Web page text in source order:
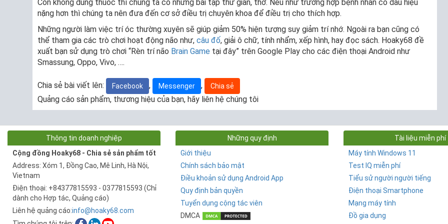
Còn không dùng thuốc thì chúng ta có những bài tập thư giãn, thở. Nếu như trường hợp bệnh nhân có dấu hiệu
nặng hơn thì chúng ta nên đưa đến cơ sở điều trị chuyên khoa để điều trị cho thích hợp.
Những người làm việc trí óc thường xuyên sẽ giúp giảm 50% hiện tượng suy giảm trí nhớ. Ngoài ra bạn cũng có
thể tham gia các trò chơi hoạt động não như, câu đố, giải ô chữ, tính nhẩm, xếp hình, hay đọc sách. Hoaky68 đề
xuất bạn sử dụng trò chơi “Rèn trí não Brain Game tại đây” trên Google Play cho các điện thoại Android như
Smassung, Oppo, Vivo, ….
Chia sẻ bài viết lên: Facebook , Messenger , Chia sẻ
Quảng cáo sản phẩm, thương hiệu của bạn, hãy liên hệ chúng tôi
Thông tin doanh nghiệp
Cộng đồng Hoaky68 - Chia sẻ sản phẩm tốt
Address: Xóm 1, Đồng Cao, Mê Linh, Hà Nội,
Vietnam
Điện thoại: +84377815593 - 0377815593 (Chỉ
dành cho Hợp tác, Quảng cáo)
Liên hệ quảng cáo:info@hoaky68.com
Những quy định
Giới thiệu
Chính sách bảo mật
Điều khoản sử dụng Android App
Quy định bản quyền
Tuyển dụng cộng tác viên
DMCA
Tài liệu miễn phí
Máy tính Windows 11
Test IQ miễn phí
Tiểu sử người người tiếng
Điện thoại Smartphone
Mạng máy tính
Đồ gia dụng